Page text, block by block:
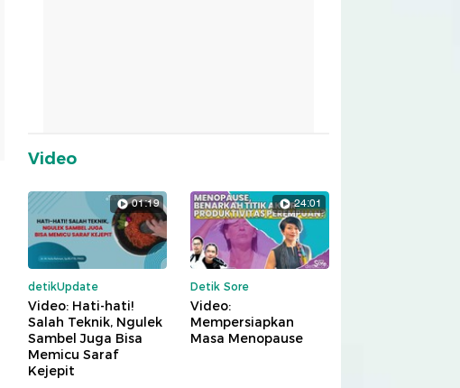
Video
01:19
detikUpdate
Video: Hati-hati!
Salah Teknik, Ngulek
Sambel Juga Bisa
Memicu Saraf
Kejepit
24:01
Detik Sore
Video:
Mempersiapkan
Masa Menopause